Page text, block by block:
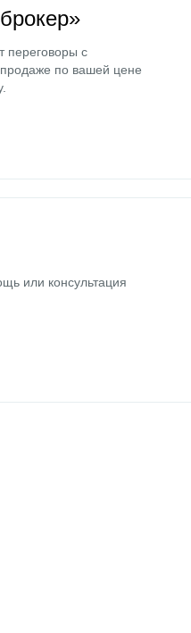
переговоры с
по вашей цене
или консультация